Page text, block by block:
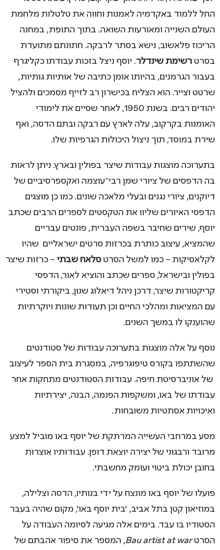
החל ללמוד באקדמיה לאמנות וחווה את טלטלות מלחמת
העולם השנייה ומאורעות השואה. בתוך התופת, במחנה
הריכוז פלאשוב, נישא בסתר לרבקה. חתונתם מתועדת
בסרט רשימת שינדלר. יוסף ניצל בזכות עבודתו כקליגרף
בעבור הגרמנים, בהיותו אומן כתיבה של אותיות גותיות,
שרטט וצייר. הוא הצליח בכישרון רב לזייף מסמכים ולהציל
יהודים רבים. בשנת 1950, לאחר שסיים את לימודי
האומנות בקרקוב, עלה לארץ עם רבקה ובתם הדסה, ואף
שירת במוסד, תוך ניצול היכולות הגרפיות שלו.
בתערוכה מוצגות עבודות שיצר בפולין ובארץ. ניתן לראות
בה הדפסים של ציורי שמן רבי־עוצמה ואקספרסיביים של
דיוקנים, ציורי נגנים ובעלי מלאכה שונים. כמו כן מוצגים
הדפסי האיורים שליוו את הטקסטים לספרים הרבים שכתב
יוסף, שירים שחיבר בשפה העברית, פונטים עבריים
שהמציא, עיצוב כותרת בכרזות סרטים ישראליים שהיו
לקלאסיקות – כמו למשל הסרט סלאח שבתי – כרזות שיצר
בפולין ובישראל, ספרים שכתב והוציא לאור, הדפסי
קריקטורות שיצר, דרכן ניהל דיאלוג שנון, ביקורתי וסטירי
עם המציאות ומהלכי החיים וכן תעודות שונות ויוקרתיות
שהוענקו לו במשך השנים.
נוסף על אלה מוצגות בתערוכה עבודות של סטודנטים
שהשתתפו בקורס טיפוגרפיה, במסגרת בית הספר לעיצוב
של אוניברסיטת חיפה. עבודות הסטודנטים מתחקות אחר
עבודתו של באו, ומשקפות הפנמה, הבנה, יצירתיות
ואיכויות אסתטיות משובחות.
מסע במרחבי העשייה המרתקת של יוסף באו מוביל למצע
מרובד ורבגוני של יצירה יוצאת דופן. עבודותיו אוצרות
בחובן יכולת ביטוי ועומק מחשבתי.
פועלו של יוסף באו מונצח על ידי בנותיו, הדסה וצלילה,
במוזיאון קטן בתל אביב, 'בית יוסף באו', מקום שהיה בעבר
הסטודיו בו עבד. בימים אלה מגיעה לסיומה העבודה על
הסרטBau artist at war, המספר את סיפור אהבתם של